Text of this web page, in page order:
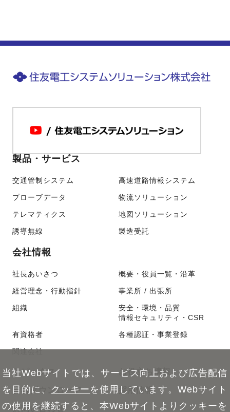
製品・サービス
交通管制システム 高速道路情報システム
プローブデータ 物流ソリューション
テレマティクス 地図ソリューション
誘導無線 製造受託
会社情報
社長あいさつ 概要・役員一覧・沿革
経営理念・行動指針 事業所 / 出張所
組織
安全・環境・品質
情報セキュリティ・CSR
有資格者 各種認証・事業登録
関連会社
トピックス お役立ち情報
資料ダウンロード 採用情報
お問い合わせ
当社Webサイトでは、サービス向上および広告配信
を目的に、 クッキー を使用しています。Webサイト
の使用を継続すると、本Webサイトよりクッキーを